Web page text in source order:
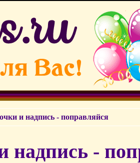
и надпись - поправляйся
-